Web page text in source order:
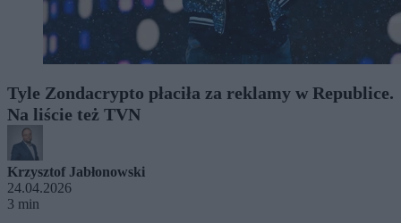
Tyle Zondacrypto płaciła za reklamy w Republice.
Na liście też TVN
Krzysztof Jabłonowski
24.04.2026
3 min